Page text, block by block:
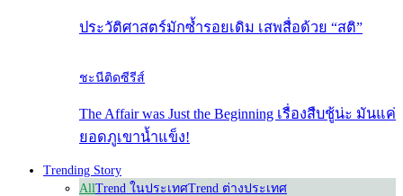
ประวัติศาสตร์มักซ้ำรอยเดิม เสพสื่อด้วย “สติ”
ชะนีติดซีรีส์
The Affair was Just the Beginning เรื่องสืบชู้น่ะ มันแค่
ยอดภูเขาน้ำแข็ง!
Trending Story
AllTrend ในประเทศTrend ต่างประเทศ